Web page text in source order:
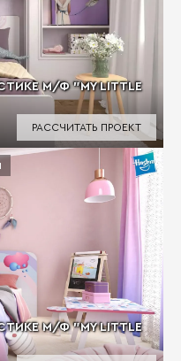
М/Ф "MY LITTLE
РАССЧИТАТЬ ПРОЕКТ
М/Ф "MY LITTLE